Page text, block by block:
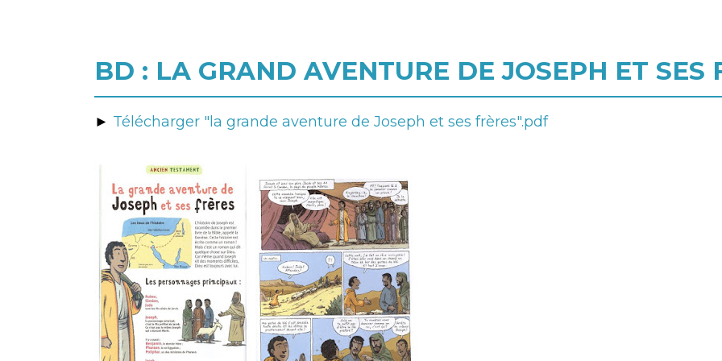
BD : LA GRAND AVENTURE DE JOSEPH ET SES
► Télécharger "la grande aventure de Joseph et ses frères".pdf